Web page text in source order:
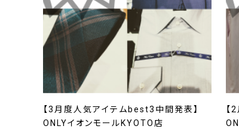
【3月度人気アイテムbest3中間発表】
ONLYイオンモールKYOTO店
【